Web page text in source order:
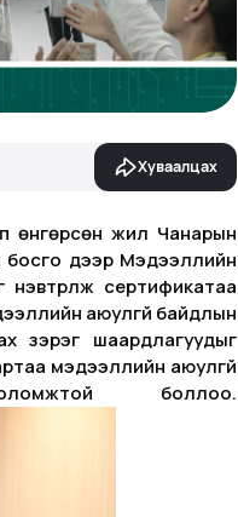
Хуваалцах
өнгөрсөн жил Чанарын
босго дээр Мэдээллийн
сертификатаа
аюулгүй байдлын
зэрэг шаардлагуудыг
мэдээллийн аюулгүй
боллоо.